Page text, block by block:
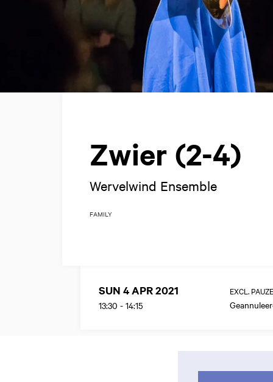
Zwier (2-4)
Wervelwind Ensemble
FAMILY
SUN 4 APR 2021
13:30 - 14:15
EXCL.